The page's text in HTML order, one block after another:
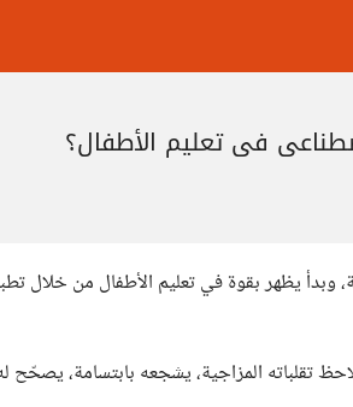
في تعليم الأطفال؟
وبدأ يظهر بقوة في تعليم الأطفال من خلال
تقلباته المزاجية، يشجعه بابتسامة، يصحّح